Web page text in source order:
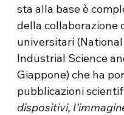
sta alla base è
della collaborazione
universitari
Industrial Science
Giappone) che ha
pubblicazioni
dispositivi,